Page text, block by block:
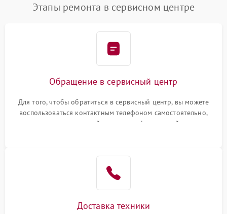
Этапы ремонта в сервисном центре
Обращение в сервисный центр
Для того, чтобы обратиться в сервисный центр, вы можете
воспользоваться контактным телефоном самостоятельно,
или оставить свой номер телефона на сайте
Доставка техники